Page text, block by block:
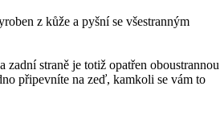
z kůže a pyšní se všestranným
zadní straně je totiž opatřen oboustrannou
připevníte na zeď, kamkoli se vám to